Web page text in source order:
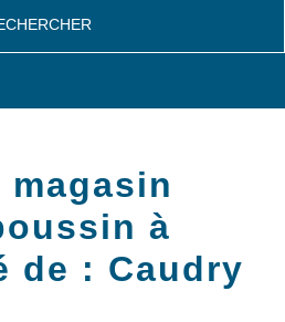
magasin
à
de : Caudry